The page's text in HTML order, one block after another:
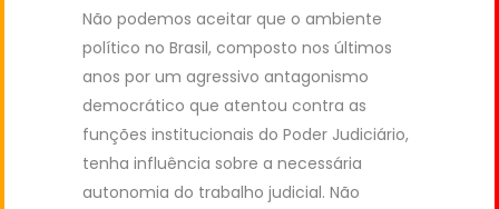
Não podemos aceitar que o ambiente
político no Brasil, composto nos últimos
anos por um agressivo antagonismo
democrático que atentou contra as
funções institucionais do Poder Judiciário,
tenha influência sobre a necessária
autonomia do trabalho judicial. Não